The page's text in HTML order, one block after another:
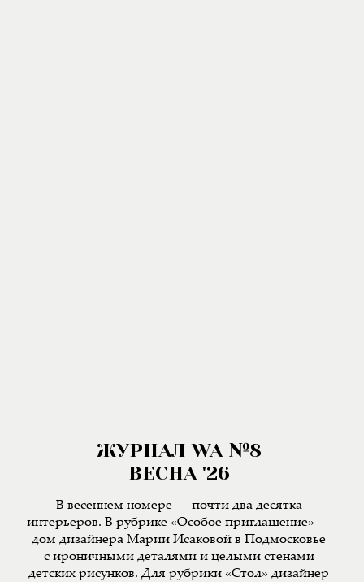
ЖУРНАЛ WA №8
ВЕСНА '26
В весеннем номере — почти два десятка
интерьеров. В рубрике «Особое приглашение» —
дом дизайнера Марии Исаковой в Подмосковье
с ироничными деталями и целыми стенами
детских рисунков. Для рубрики «Стол» дизайнер